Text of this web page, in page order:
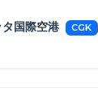
国際空港 CGK